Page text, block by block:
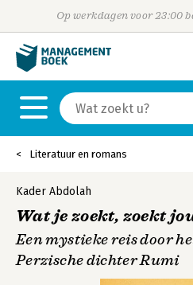
Op werkdagen voor 23:00
Literatuur en romans
Kader Abdolah
Wat je zoekt, zoekt
Een mystieke reis door
Perzische dichter Rumi